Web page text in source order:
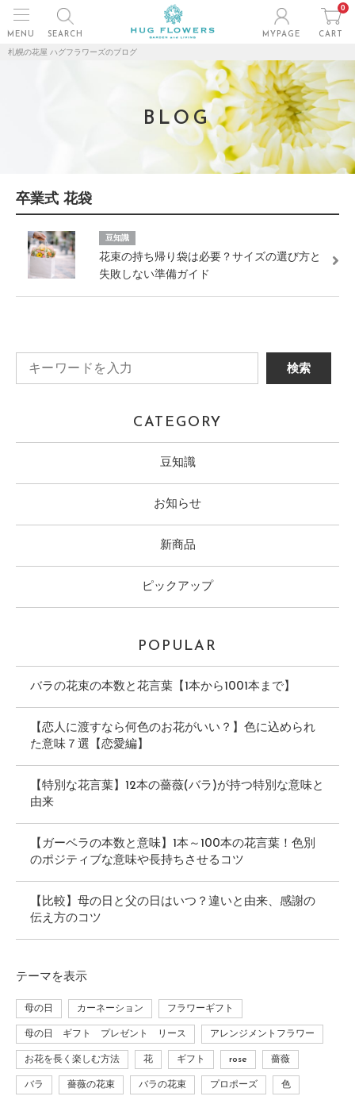
MENU SEARCH MYPAGE
0
CART
札幌の花屋 ハグフラワーズのブログ
BLOG
卒業式 花袋
豆知識
花束の持ち帰り袋は必要？サイズの選び方と
失敗しない準備ガイド
CATEGORY
豆知識
お知らせ
新商品
ピックアップ
POPULAR
バラの花束の本数と花言葉【1本から1001本まで】
【恋人に渡すなら何色のお花がいい？】色に込められ
た意味７選【恋愛編】
【特別な花言葉】12本の薔薇(バラ)が持つ特別な意味と
由来
【ガーベラの本数と意味】1本～100本の花言葉！色別
のポジティブな意味や長持ちさせるコツ
【比較】母の日と父の日はいつ？違いと由来、感謝の
伝え方のコツ
テーマ を表示
母の日 カーネーション フラワーギフト
母の日 ギフト プレゼント リース アレンジメントフラワー
お花を長く楽しむ方法 花 ギフト rose 薔薇
バラ 薔薇の花束 バラの花束 プロポーズ 色